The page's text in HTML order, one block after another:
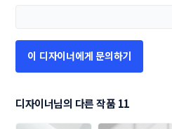
이 디자이너에게 문의하기
디자이너님의 다른 작품 11